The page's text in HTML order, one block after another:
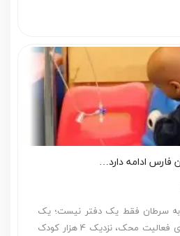
فارس ادامه دارد…
به سرطان فقط یک دفتر نیست؛ یک
خانه امن است. در سال‌های فعالیت محک، نزدیک 4 هزار کودک